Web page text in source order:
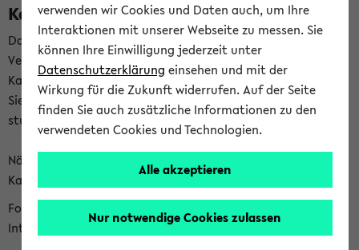
Kalenderintegration
Das eKVV bietet Ihnen die Möglichkeit,
Veranstaltungstermine in eine Vielzahl von
Kalenderanwendungen einzubinden. Auf diese Weise können
Sie einen gemeinsamen Überblick über Ihre privaten und
studienbezogenen Termine erhalten.
Näheres zu Vorteilen und Funktionsweise der
Kalenderintegration können Sie auf unserer
Folgende Kalender bietet Ihnen das eKVV derzeit zur
Integration an:
verwenden wir Cookies und Daten auch, um Ihre
Interaktionen mit unserer Webseite zu messen. Sie
können Ihre Einwilligung jederzeit unter
Datenschutzerklärung einsehen und mit der
Wirkung für die Zukunft widerrufen. Auf der Seite
finden Sie auch zusätzliche Informationen zu den
verwendeten Cookies und Technologien.
Alle akzeptieren
Nur notwendige Cookies zulassen